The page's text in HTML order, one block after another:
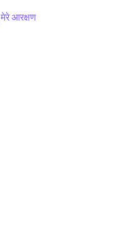
मेरे आरक्षण